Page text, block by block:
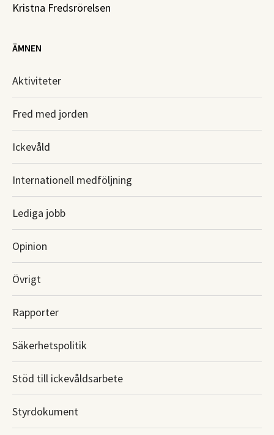
Kristna Fredsrörelsen
ÄMNEN
Aktiviteter
Fred med jorden
Ickevåld
Internationell medföljning
Lediga jobb
Opinion
Övrigt
Rapporter
Säkerhetspolitik
Stöd till ickevåldsarbete
Styrdokument